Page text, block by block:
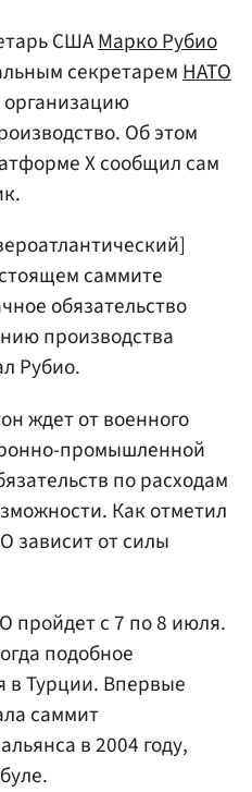
СШАМарко Рубио
секретаремНАТО
Об этом
X сообщил сам
саммите
обязательство
производства
Рубио.
ждет от военного
промышленной
по расходам
Как отметил
зависит от силы
пройдет с 7 по 8 июля.
подобное
в Турции. Впервые
саммит
в 2004 году,